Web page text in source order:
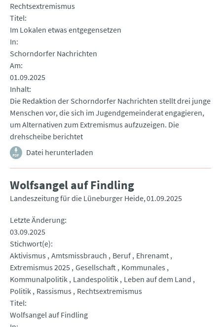
Rechtsextremismus
Titel
Im Lokalen etwas entgegensetzen
In
Schorndorfer Nachrichten
Am
01.09.2025
Inhalt
Die Redaktion der Schorndorfer Nachrichten stellt drei junge
Menschen vor, die sich im Jugendgemeinderat engagieren,
um Alternativen zum Extremismus aufzuzeigen. Die
drehscheibe berichtet
Datei herunterladen
Wolfsangel auf Findling
Landeszeitung für die Lüneburger Heide 01.09.2025
Letzte Änderung
03.09.2025
Stichwort(e)
Aktivismus Amtsmissbrauch Beruf Ehrenamt
Extremismus 2025 Gesellschaft Kommunales
Kommunalpolitik Landespolitik Leben auf dem Land
Politik Rassismus
Rechtsextremismus
Titel
Wolfsangel auf Findling